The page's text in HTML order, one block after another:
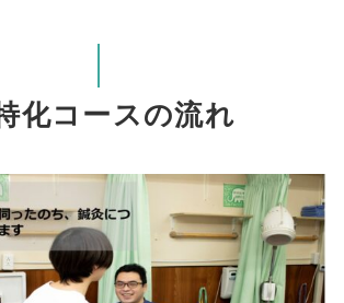
化コースの流れ